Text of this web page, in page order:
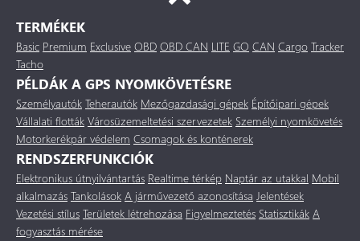
TERMÉKEK
Basic Premium Exclusive OBD OBD CAN LITE GO CAN Cargo Tracker
Tacho
PÉLDÁK A GPS NYOMKÖVETÉSRE
Személyautók Teherautók Mezőgazdasági gépek Építőipari gépek
Vállalati flották Városüzemeltetési szervezetek Személyi nyomkövetés
Motorkerékpár védelem Csomagok és konténerek
RENDSZERFUNKCIÓK
Elektronikus útnyilvántartás Realtime térkép Naptár az utakkal Mobil
alkalmazás Tankolások A járművezető azonosítása Jelentések
Vezetési stílus Területek létrehozása Figyelmeztetés Statisztikák A
fogyasztás mérése